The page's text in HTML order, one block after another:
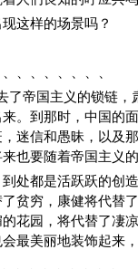
这样的场景吗？
了帝国主义的锁链
。到那时，中国的
迷信和愚昧，以及
也要随着帝国主义
处都是活跃跃的创
贫穷，康健将代替
花园，将代替了凄
最美丽地装饰起来